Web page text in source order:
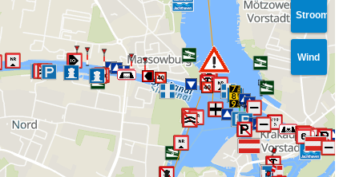
Stroom
Wind